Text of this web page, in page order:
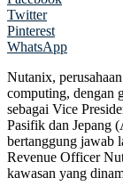
Twitter
Pinterest
WhatsApp
Nutanix,
computing, dengan
sebagai Vice
Pasifik dan Jepang
bertanggung jawab
Revenue Officer
kawasan yang